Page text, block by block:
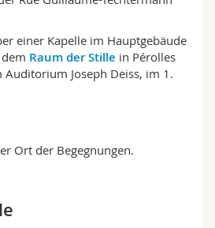
einer Kapelle im Hauptgebäude
Raum der Stille in Pérolles
Joseph Deiss, im 1.
Ort der Begegnungen.